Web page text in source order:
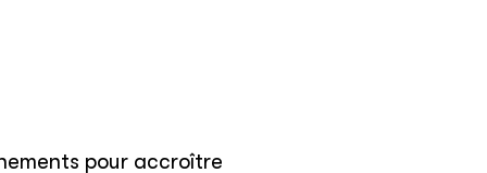
pour accroître